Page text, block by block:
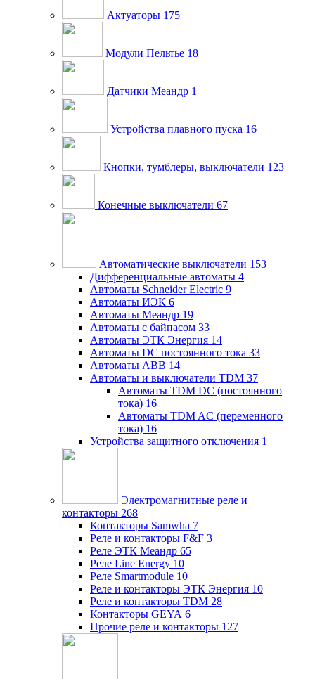
Актуаторы 175
Модули Пельтье 18
Датчики Меандр 1
Устройства плавного пуска 16
Кнопки, тумблеры, выключатели 123
Конечные выключатели 67
Автоматические выключатели 153
Дифференциальные автоматы 4
Автоматы Schneider Electric 9
Автоматы ИЭК 6
Автоматы Меандр 19
Автоматы с байпасом 33
Автоматы ЭТК Энергия 14
Автоматы DC постоянного тока 33
Автоматы ABB 14
Автоматы и выключатели TDM 37
Автоматы TDM DC (постоянного
тока) 16
Автоматы TDM AC (переменного
тока) 16
Устройства защитного отключения 1
Электромагнитные реле и
контакторы 268
Контакторы Samwha 7
Реле и контакторы F&F 3
Реле ЭТК Меандр 65
Реле Line Energy 10
Реле Smartmodule 10
Реле и контакторы ЭТК Энергия 10
Реле и контакторы TDM 28
Контакторы GEYA 6
Прочие реле и контакторы 127